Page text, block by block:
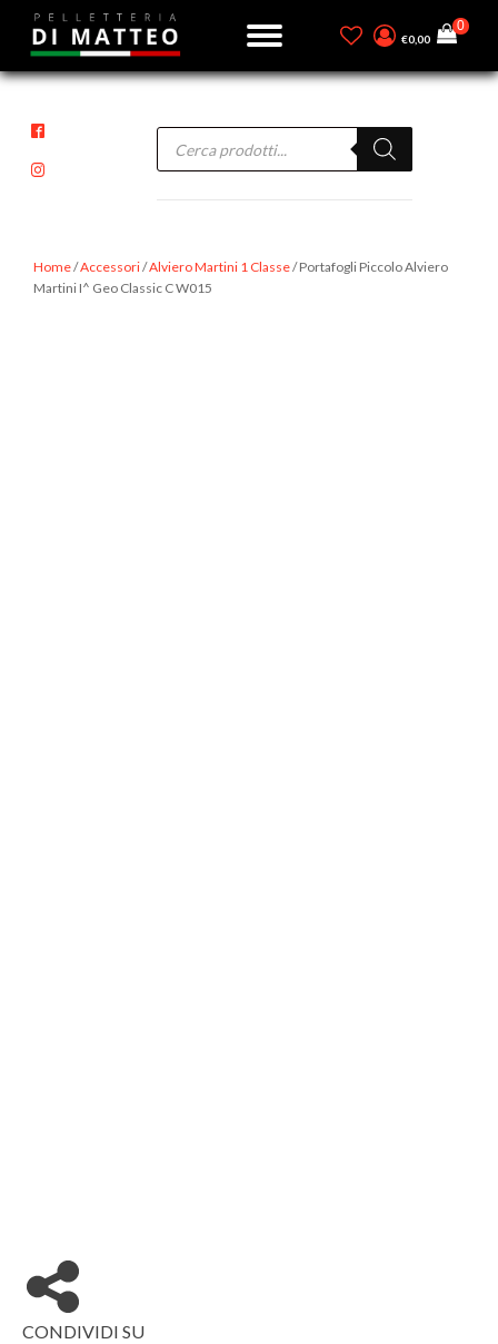
€0,00
Products
Home/Accessori/Alviero Martini 1 Classe/ Portafogli Piccolo Alviero
Martini I^ Geo Classic C W015
CONDIVIDI SU